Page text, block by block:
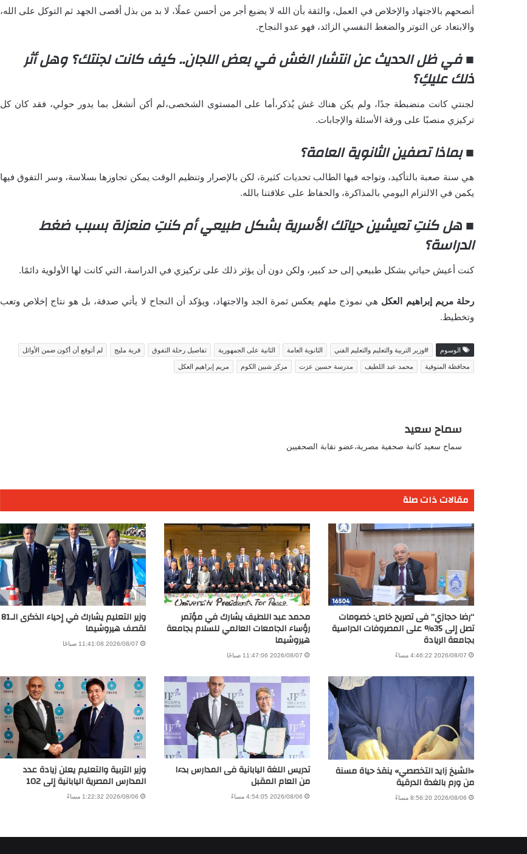
أنصحهم بالاجتهاد والإخلاص في العمل، والثقة بأن الله لا يضيع أجر من أحسن عملًا، لا بد من بذل أقصى الجهد ثم التوكل على الله،
والابتعاد عن التوتر والضغط النفسي الزائد، فهو عدو النجاح.
■ في ظل الحديث عن انتشار الغش في بعض اللجان.. كيف كانت لجنتك؟ وهل أثر
ذلك عليكِ؟
لجنتي كانت منضبطة جدًا، ولم يكن هناك غش يُذكر،أما على المستوى الشخصى،لم أكن أنشغل بما يدور حولي، فقد كان كل
تركيزي منصبًا على ورقة الأسئلة والإجابات.
■ بماذا تصفين الثانوية العامة؟
هي سنة صعبة بالتأكيد، وتواجه فيها الطالب تحديات كثيرة، لكن بالإصرار وتنظيم الوقت يمكن تجاوزها بسلاسة، وسر التفوق فيها
يكمن في الالتزام اليومي بالمذاكرة، والحفاظ على علاقتنا بالله.
■ هل كنتِ تعيشين حياتك الأسرية بشكل طبيعي أم كنتِ منعزلة بسبب ضغط
الدراسة؟
كنت أعيش حياتي بشكل طبيعي إلى حد كبير، ولكن دون أن يؤثر ذلك على تركيزي في الدراسة، التي كانت لها الأولوية دائمًا.
رحلة مريم إبراهيم العكل هي نموذج ملهم يعكس ثمرة الجد والاجتهاد، ويؤكد أن النجاح لا يأتي صدفة، بل هو نتاج إخلاص وتعب
وتخطيط.
الوسوم #وزير التربية والتعليم والتعليم الفني الثانوية العامة الثانية على الجمهورية تفاصيل رحلة التفوق قرية مليج
لم أتوقع أن أكون ضمن الأوائل
محافظة المنوفية
محمد عبد اللطيف مدرسة حسين عزت مركز شبين الكوم مريم إبراهيم العكل
سماح سعيد
سماح سعيد كاتبة صحفية مصرية،عضو نقابة الصحفيين
مقالات ذات صلة
“رضا حجازي” فى تصريح خاص: خصومات
تصل إلى 35% على المصروفات الدراسية
بجامعة الريادة
2026/08/07 4:46:22 مساءً
محمد عبد اللطيف يشارك في مؤتمر
رؤساء الجامعات العالمي للسلام بجامعة
هيروشيما
2026/08/07 11:47:06 صباحًا
وزير التعليم يشارك في إحياء الذكرى الـ81
لقصف هيروشيما
2026/08/07 11:41:08 صباحًا
«الشيخ زايد التخصصي» ينقذ حياة مسنة
من ورم بالغدة الدرقية
2026/08/06 8:56:20 مساءً
تدريس اللغة اليابانية فى المدارس بدءا
من العام المقبل
2026/08/06 4:54:05 مساءً
وزير التربية والتعليم يعلن زيادة عدد
المدارس المصرية اليابانية إلى 102
2026/08/06 1:22:32 مساءً